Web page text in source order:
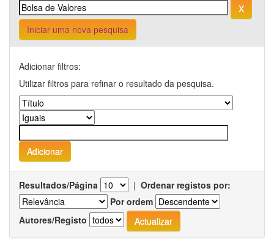
Iniciar uma nova pesquisa
Adicionar filtros:
Utilizar filtros para refinar o resultado da pesquisa.
Resultados/Página | Ordenar registos por:
Por ordem
Autores/Registo